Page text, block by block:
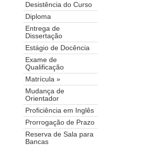
Desistência do Curso
Diploma
Entrega de
Dissertação
Estágio de Docência
Exame de
Qualificação
Matrícula »
Mudança de
Orientador
Proficiência em Inglês
Prorrogação de Prazo
Reserva de Sala para
Bancas